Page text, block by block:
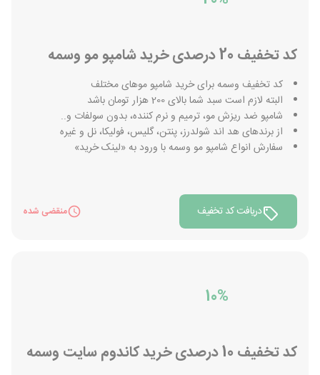
کد تخفیف 20 درصدی خرید شامپو مو وسمه
کد تخفیف وسمه برای خرید شامپو موهای مختلف
البته لازم است سبد شما بالای 200 هزار تومان باشد
شامپو ضد ریزش مو، ترمیم و نرم کننده، بدون سولفات و..
از برندهای هد اند شولدرز، پنتن، گلیس، فولیکا، نل و غیره
سفارش انواع شامپو مو وسمه با ورود به «لینک خرید»
دریافت کد تخفیف منقضی شده
10%
کد تخفیف 10 درصدی خرید کاندوم سایت وسمه